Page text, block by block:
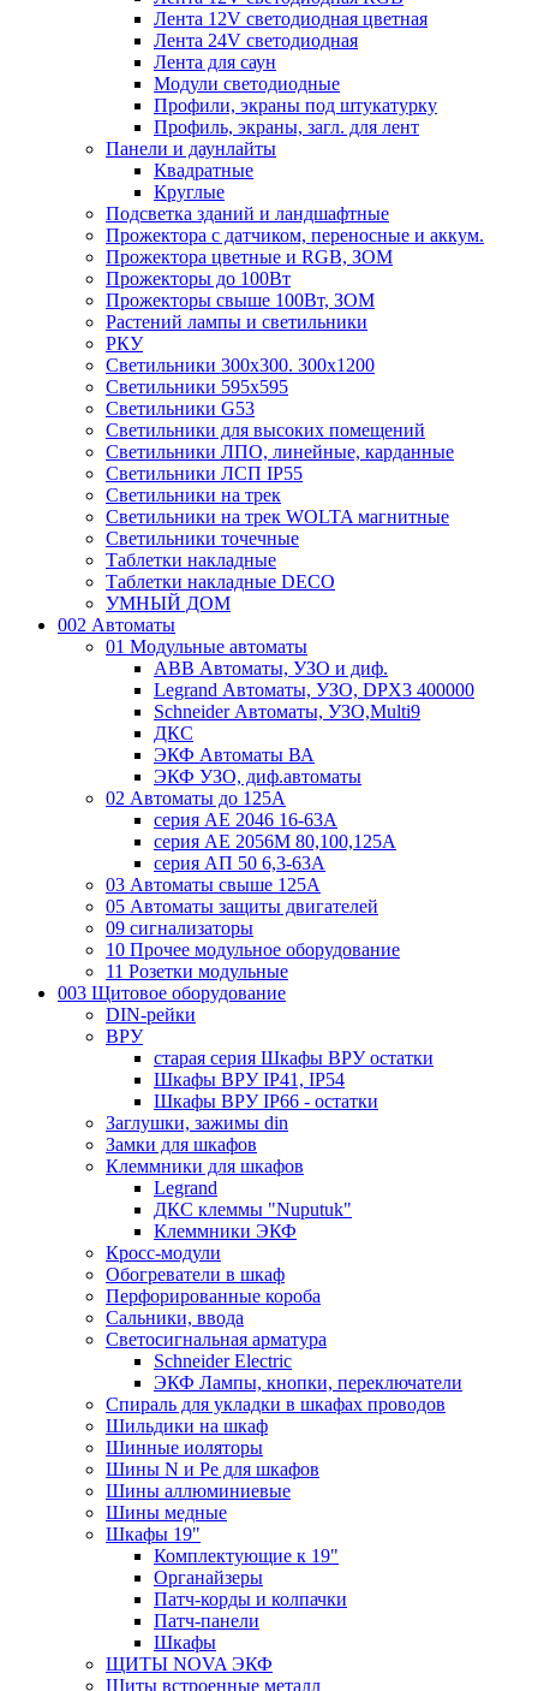
Лента 12V светодиодная цветная
Лента 24V светодиодная
Лента для саун
Модули светодиодные
Профили, экраны под штукатурку
Профиль, экраны, загл. для лент
Панели и даунлайты
Квадратные
Круглые
Подсветка зданий и ландшафтные
Прожектора с датчиком, переносные и аккум.
Прожектора цветные и RGB, ЗОМ
Прожекторы до 100Вт
Прожекторы свыше 100Вт, ЗОМ
Растений лампы и светильники
РКУ
Светильники 300х300. 300х1200
Светильники 595х595
Светильники G53
Светильники для высоких помещений
Светильники ЛПО, линейные, карданные
Светильники ЛСП IP55
Светильники на трек
Светильники на трек WOLTA магнитные
Светильники точечные
Таблетки накладные
Таблетки накладные DECO
УМНЫЙ ДОМ
002 Автоматы
01 Модульные автоматы
ABB Автоматы, УЗО и диф.
Legrand Автоматы, УЗО, DPX3 400000
Schneider Автоматы, УЗО,Multi9
ДКС
ЭКФ Автоматы ВА
ЭКФ УЗО, диф.автоматы
02 Автоматы до 125А
серия АЕ 2046 16-63А
серия АЕ 2056М 80,100,125А
серия АП 50 6,3-63А
03 Автоматы свыше 125А
05 Автоматы защиты двигателей
09 сигнализаторы
10 Прочее модульное оборудование
11 Розетки модульные
003 Щитовое оборудование
DIN-рейки
ВРУ
старая серия Шкафы ВРУ остатки
Шкафы ВРУ IP41, IP54
Шкафы ВРУ IP66 - остатки
Заглушки, зажимы din
Замки для шкафов
Клеммники для шкафов
Legrand
ДКС клеммы "Nuputuk"
Клеммники ЭКФ
Кросс-модули
Обогреватели в шкаф
Перфорированные короба
Сальники, ввода
Светосигнальная арматура
Schneider Electric
ЭКФ Лампы, кнопки, переключатели
Спираль для укладки в шкафах проводов
Шильдики на шкаф
Шинные иоляторы
Шины N и Pe для шкафов
Шины аллюминиевые
Шины медные
Шкафы 19"
Комплектующие к 19"
Органайзеры
Патч-корды и колпачки
Патч-панели
Шкафы
ЩИТЫ NOVA ЭКФ
Щиты встроенные металл